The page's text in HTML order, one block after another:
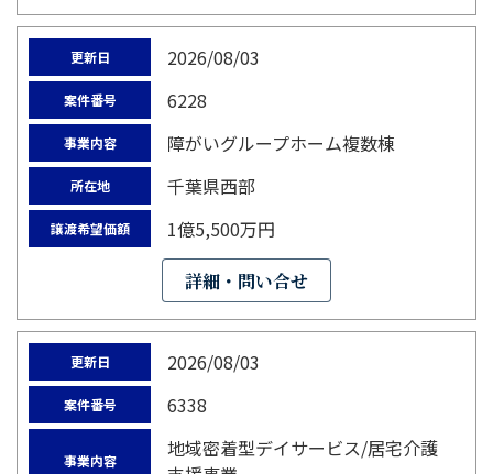
更新日 2026/08/03
案件番号 6228
事業内容 障がいグループホーム複数棟
所在地 千葉県西部
譲渡希望価額 1億5,500万円
詳細・問い合せ
更新日 2026/08/03
案件番号 6338
事業内容
地域密着型デイサービス/居宅介護